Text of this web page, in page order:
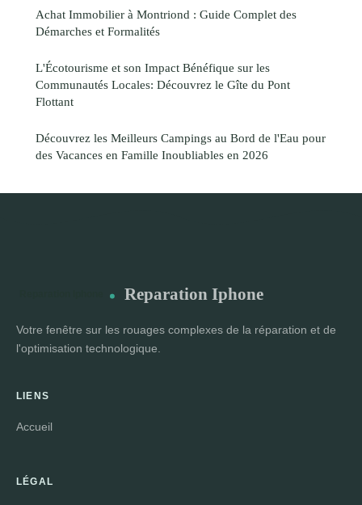
Achat Immobilier à Montriond : Guide Complet des
Démarches et Formalités
L'Écotourisme et son Impact Bénéfique sur les
Communautés Locales: Découvrez le Gîte du Pont
Flottant
Découvrez les Meilleurs Campings au Bord de l'Eau pour
des Vacances en Famille Inoubliables en 2026
Reparation Iphone
Votre fenêtre sur les rouages complexes de la réparation et de
l'optimisation technologique.
LIENS
Accueil
LÉGAL